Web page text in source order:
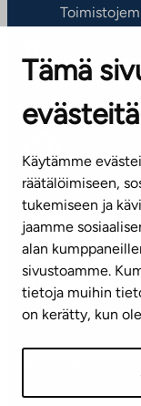
Tämä
evästeitä
Käytämme
räätälöimiseen,
tukemiseen ja
jaamme
alan
sivustoamme.
tietoja muihin
on kerätty, kun
Puh. 045
(arkisin klo
info@ta.fi
Tilaa